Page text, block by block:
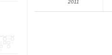
2011